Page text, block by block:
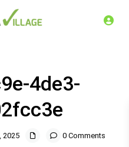
4de3-
2025 0 Comments